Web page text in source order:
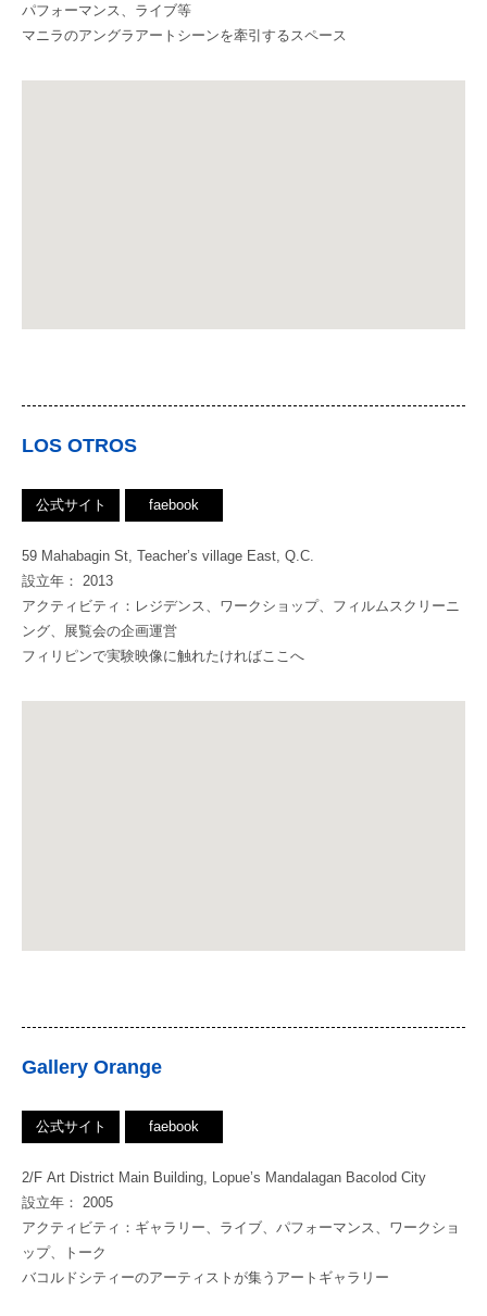
パフォーマンス、ライブ等
マニラのアングラアートシーンを牽引するスペース
LOS OTROS
公式サイト faebook
59 Mahabagin St, Teacher’s village East, Q.C.
設立年： 2013
アクティビティ：レジデンス、ワークショップ、フィルムスクリーニ
ング、展覧会の企画運営
フィリピンで実験映像に触れたければここへ
Gallery Orange
公式サイト faebook
2/F Art District Main Building, Lopue’s Mandalagan Bacolod City
設立年： 2005
アクティビティ：ギャラリー、ライブ、パフォーマンス、ワークショ
ップ、トーク
バコルドシティーのアーティストが集うアートギャラリー